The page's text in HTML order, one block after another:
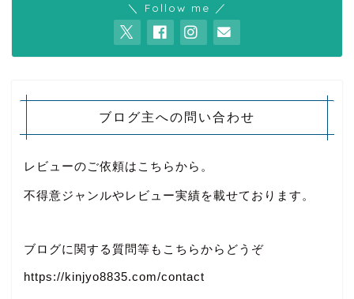
＼ Follow me ／
ブログ主への問い合わせ
レビューのご依頼はこちらから。
不得意ジャンルやレビュー実績を載せております。
ブログに関する質問等もこちらからどうぞ
https://kinjyo8835.com/contact